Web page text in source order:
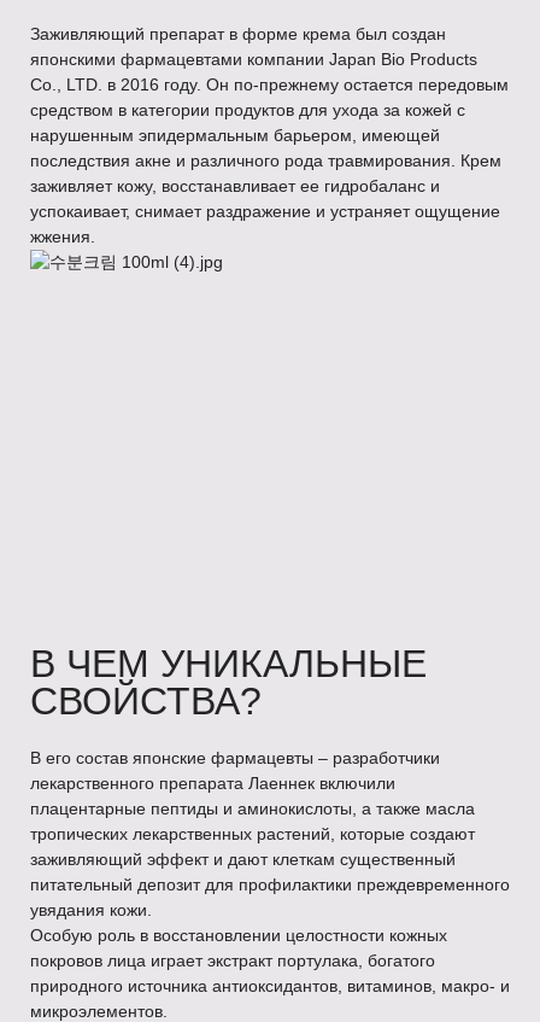
Заживляющий препарат в форме крема был создан
японскими фармацевтами компании Japan Bio Products
Co., LTD. в 2016 году. Он по-прежнему остается передовым
средством в категории продуктов для ухода за кожей с
нарушенным эпидермальным барьером, имеющей
последствия акне и различного рода травмирования. Крем
заживляет кожу, восстанавливает ее гидробаланс и
успокаивает, снимает раздражение и устраняет ощущение
жжения.
В ЧЕМ УНИКАЛЬНЫЕ
СВОЙСТВА?
В его состав японские фармацевты – разработчики
лекарственного препарата Лаеннек включили
плацентарные пептиды и аминокислоты, а также масла
тропических лекарственных растений, которые создают
заживляющий эффект и дают клеткам существенный
питательный депозит для профилактики преждевременного
увядания кожи.
Особую роль в восстановлении целостности кожных
покровов лица играет экстракт портулака, богатого
природного источника антиоксидантов, витаминов, макро- и
микроэлементов.